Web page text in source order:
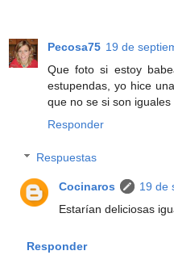
Pecosa75 19 de
Que foto si estoy
estupendas, yo hice
que no se si son
Responder
Respuestas
Cocinaros
19 de
Estarían deliciosas
Responder